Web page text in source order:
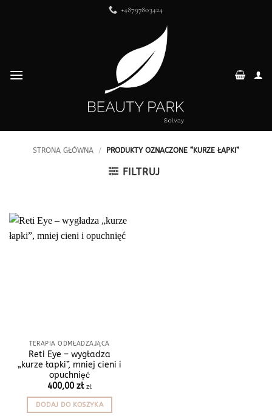
+48797803424
STRONA GŁÓWNA / PRODUKTY OZNACZONE “KURZE ŁAPKI”
FILTRUJ
TERAPIA ODMŁADZAJĄCA
Reti Eye – wygładza
„kurze łapki”, mniej cieni i
opuchnięć
400,00zł zł
DODAJ DO KOSZYKA